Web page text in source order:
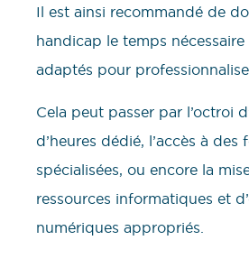
Il est ainsi recommandé de
handicap le temps
adaptés pour
Cela peut passer par l’octroi
d’heures dédié, l’accès à des
spécialisées, ou encore la
ressources informatiques et
numériques appropriés.